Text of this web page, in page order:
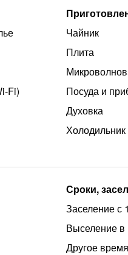
Чайник
Плита
Посуда и
Духовка
Холодильник
Сроки,
Заселение с
Выселение в
Другое